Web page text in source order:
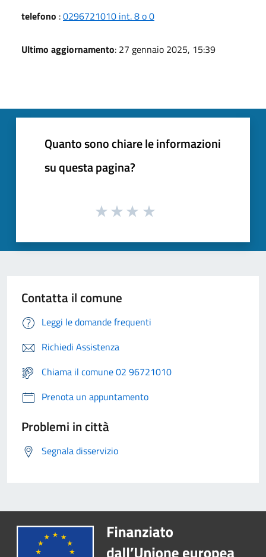
telefono :0296721010 int. 8 o 0
Ultimo aggiornamento: 27 gennaio 2025, 15:39
Quanto sono chiare le informazioni
su questa pagina?
Contatta il comune
Leggi le domande frequenti
Richiedi Assistenza
Chiama il comune 02 96721010
Prenota un appuntamento
Problemi in città
Segnala disservizio